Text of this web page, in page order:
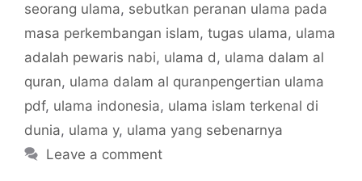
seorang ulama, sebutkan peranan ulama pada
masa perkembangan islam, tugas ulama, ulama
adalah pewaris nabi, ulama d, ulama dalam al
quran, ulama dalam al quranpengertian ulama
pdf, ulama indonesia, ulama islam terkenal di
dunia, ulama y, ulama yang sebenarnya
Leave a comment